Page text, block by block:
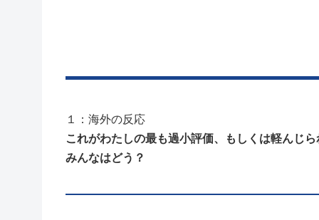
１：海外の反応
これがわたしの最も過小評価、もしくは軽んじ
みんなはどう？